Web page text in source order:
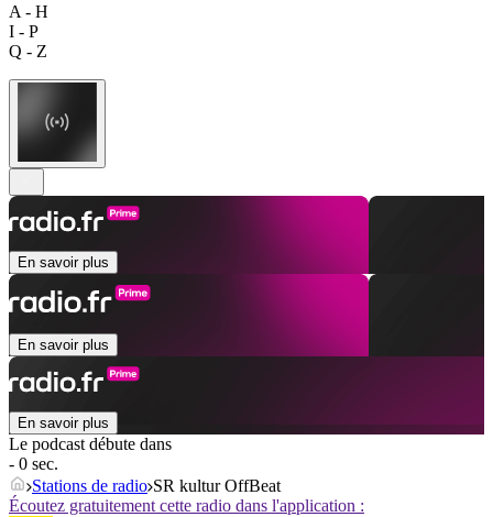
A - H
I - P
Q - Z
En savoir plus
En savoir plus
En savoir plus
Le podcast débute dans
- 0 sec.
Stations de radio SR kultur OffBeat
Écoutez gratuitement cette radio dans l'application :